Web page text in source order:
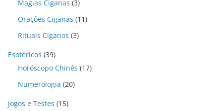
Magias Ciganas (3)
Orações Ciganas (11)
Rituais Ciganos (3)
Esotéricos (39)
Horóscopo Chinês (17)
Numerologia (20)
Jogos e Testes (15)